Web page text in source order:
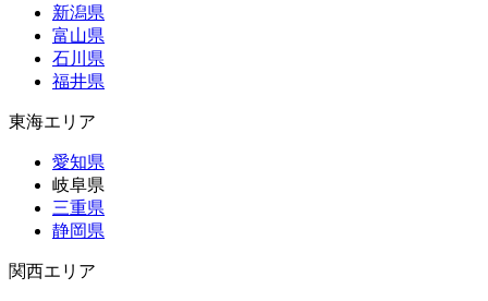
新潟県
富山県
石川県
福井県
東海エリア
愛知県
岐阜県
三重県
静岡県
関西エリア